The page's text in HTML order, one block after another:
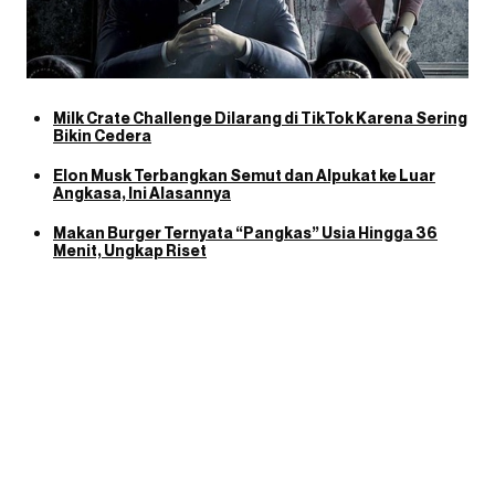
Milk Crate Challenge Dilarang di TikTok Karena Sering
Bikin Cedera
Elon Musk Terbangkan Semut dan Alpukat ke Luar
Angkasa, Ini Alasannya
Makan Burger Ternyata “Pangkas” Usia Hingga 36
Menit, Ungkap Riset